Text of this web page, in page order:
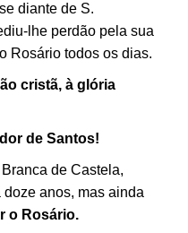
diante de S.
lhe perdão pela sua
Rosário todos os dias.
cristã, à glória
de Santos!
de Castela,
anos, mas ainda
o Rosário.